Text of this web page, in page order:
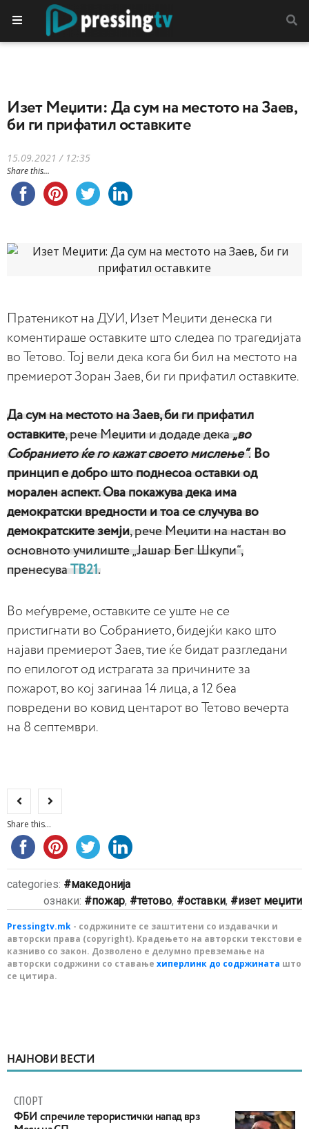
Изет Меџити: Да сум на местото на Заев,
би ги прифатил оставките
15.09.2021 / 12:35
Share this...
Пратеникот на ДУИ, Изет Меџити денеска ги
коментираше оставките што следеа по трагедијата
во Тетово. Тој вели дека кога би бил на местото на
премиерот Зоран Заев, би ги прифатил оставките.
Да сум на местото на Заев, би ги прифатил
оставките, рече Меџити и додаде дека„во
Собранието ќе го кажат своето мислење“. Во
принцип е добро што поднесоа оставки од
морален аспект. Ова покажува дека има
демократски вредности и тоа се случува во
демократските земји, рече Меџити на настан во
основното училиште „Јашар Бег Шкупи“,
пренесуваТВ21.
Во меѓувреме, оставките се уште не се
пристигнати во Собранието, бидејќи како што
најави премиерот Заев, тие ќе бидат разгледани
по епилогот од истрагата за причините за
пожарот, во кој загинаа 14 лица, а 12 беа
повредени во ковид центарот во Тетово вечерта
на 8 септември.
Share this...
categories:
македонија
ознаки:
пожар, тетово, оставки, изет меџити
Pressingtv.mk - содржините се заштитени со издавачки и
авторски права (copyright). Крадењето на авторски текстови е
казниво со закон. Дозволено е делумно превземање на
авторски содржини со ставање хиперлинк до содржината што
се цитира.
НАЈНОВИ ВЕСТИ
СПОРТ
ФБИ спречиле терористички напад врз